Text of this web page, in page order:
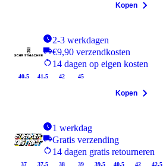
Kopen
2-3 werkdagen
€9,90 verzendkosten
14 dagen op eigen kosten
40.5 41.5 42 45
Kopen
1 werkdag
Gratis verzending
14 dagen gratis retourneren
37 37.5 38 39 39.5 40.5 42 42.5